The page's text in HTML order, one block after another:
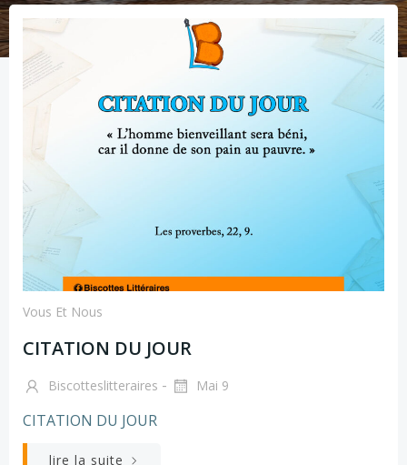
Vous Et Nous
CITATION DU JOUR
Biscotteslitteraires - Mai 9
CITATION DU JOUR
lire la suite